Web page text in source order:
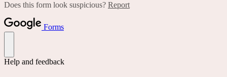
Does this form look suspicious? Report
Forms
Help and feedback